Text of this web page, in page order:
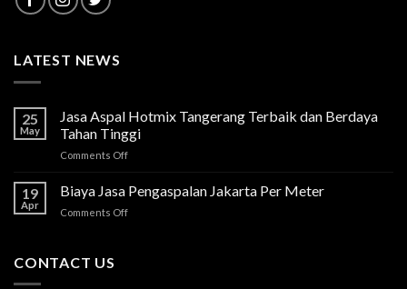
LATEST NEWS
25
May
Jasa Aspal Hotmix Tangerang Terbaik dan Berdaya
Tahan Tinggi
Comments Offon
Aspal
Hotmix
Tangerang
19
Apr
Biaya Jasa Pengaspalan Jakarta Per Meter
Comments Offon
CONTACT US